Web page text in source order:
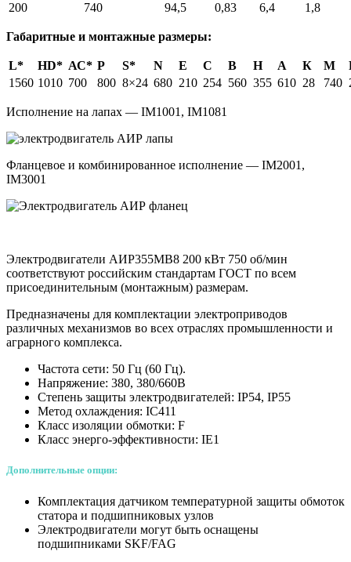
200 740 94,5 0,83 6,4 1,8
Габаритные и монтажные размеры:
L* HD* АС* Р S* N Е С В Н А К М
1560 1010 700 800 8×24 680 210 254 560 355 610 28 740
Исполнение на лапах — IM1001, IM1081
Фланцевое и комбинированное исполнение — IM2001,
IM3001
Электродвигатели АИР355MB8 200 кВт 750 об/мин
соответствуют российским стандартам ГОСТ по всем
присоединительным (монтажным) размерам.
Предназначены для комплектации электроприводов
различных механизмов во всех отраслях промышленности и
аграрного комплекса.
Частота сети: 50 Гц (60 Гц).
Напряжение: 380, 380/660В
Степень защиты электродвигателей: IP54, IP55
Метод охлаждения: IC411
Класс изоляции обмотки: F
Класс энерго-эффективности: IE1
Дополнительные опции:
Комплектация датчиком температурной защиты обмоток
статора и подшипниковых узлов
Электродвигатели могут быть оснащены
подшипниками SKF/FAG